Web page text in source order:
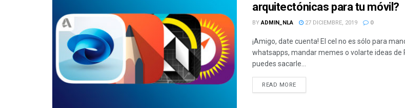
arquitectónicas para tu móvil?
BY ADMIN_NLA 27 DICIEMBRE, 2019 0
¡Amigo, date cuenta! El cel no es sólo para
whatsapps, mandar memes o volarte ideas de
puedes sacarle...
READ MORE